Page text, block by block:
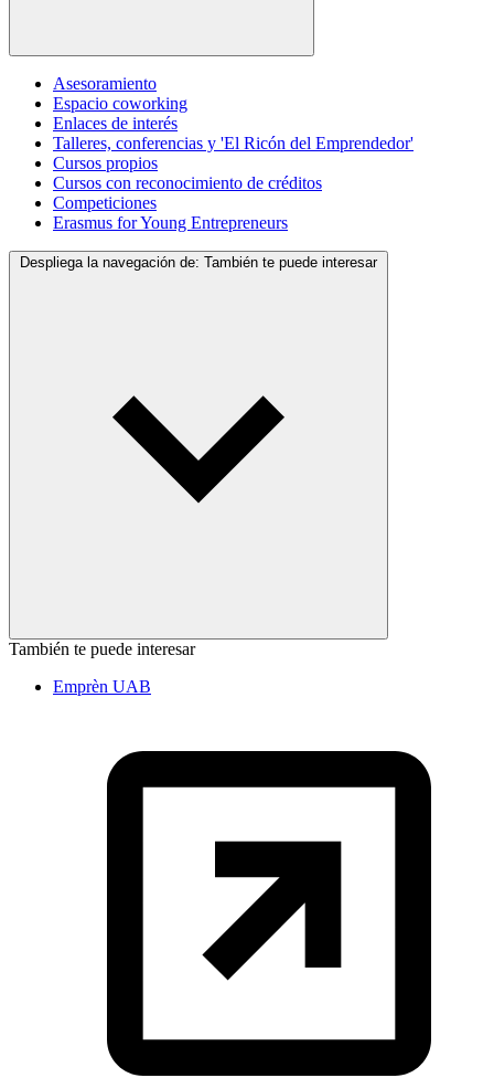
Asesoramiento
Espacio coworking
Enlaces de interés
Talleres, conferencias y 'El Ricón del Emprendedor'
Cursos propios
Cursos con reconocimiento de créditos
Competiciones
Erasmus for Young Entrepreneurs
Despliega la navegación de: También te puede interesar
También te puede interesar
Emprèn UAB